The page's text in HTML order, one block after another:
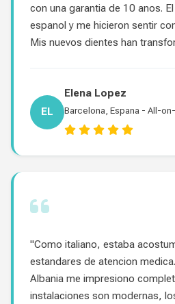
con una garantia de 10 anos.
espanol y me hicieron sentir
Mis nuevos dientes han
EL
Elena Lopez
Barcelona, Espana - All-
"Como italiano, estaba
estandares de atencion
Albania me impresiono
instalaciones son modernas,